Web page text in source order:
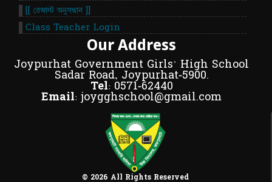
© 2026 All Rights Reserved
Our Address
Joypurhat Government Girls' High School
Sadar Road, Joypurhat-5900.
Tel: 0571-62440
Email: joygghschool@gmail.com
[[ রেজাল্ট অনুসন্ধান ]]
Class Teacher Login